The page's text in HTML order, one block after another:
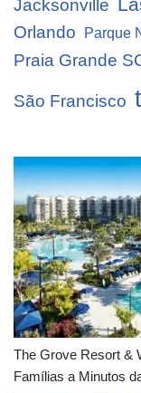
Jacksonville
Orlando Parque
Praia Grande
São Francisco
The Grove Resort &
Famílias a Minutos